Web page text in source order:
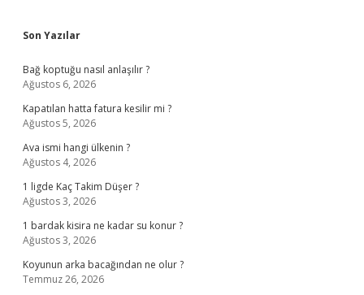
Sidebar
Son Yazılar
Bağ koptuğu nasıl anlaşılır ?
Ağustos 6, 2026
Kapatılan hatta fatura kesilir mi ?
Ağustos 5, 2026
Ava ismi hangi ülkenin ?
Ağustos 4, 2026
1 ligde Kaç Takim Düşer ?
Ağustos 3, 2026
1 bardak kisira ne kadar su konur ?
Ağustos 3, 2026
Koyunun arka bacağından ne olur ?
Temmuz 26, 2026